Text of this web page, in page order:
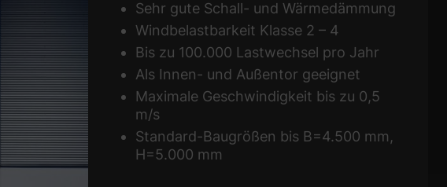
Sehr gute Schall- und Wärmedämmung
Windbelastbarkeit Klasse 2 – 4
Bis zu 100.000 Lastwechsel pro Jahr
Als Innen- und Außentor geeignet
Maximale Geschwindigkeit bis zu 0,5
m/s
Standard-Baugrößen bis B=4.500 mm,
H=5.000 mm